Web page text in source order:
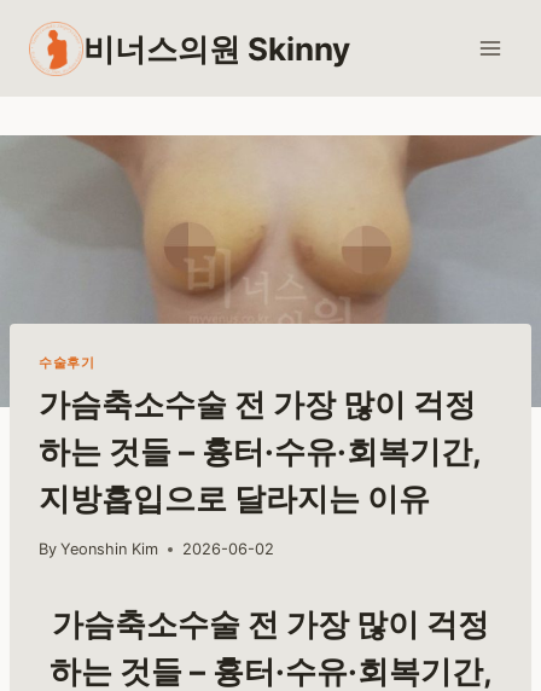
content
비너스의원 Skinny
수술후기
가슴축소수술 전 가장 많이 걱정
하는 것들 – 흉터·수유·회복기간,
지방흡입으로 달라지는 이유
By Yeonshin Kim 2026-06-02
가슴축소수술 전 가장 많이 걱정
하는 것들 – 흉터·수유·회복기간,